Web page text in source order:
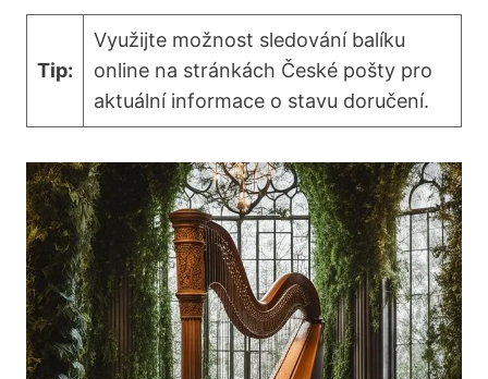
Tip:
Využijte možnost sledování balíku
online na stránkách České pošty pro
aktuální informace o stavu doručení.